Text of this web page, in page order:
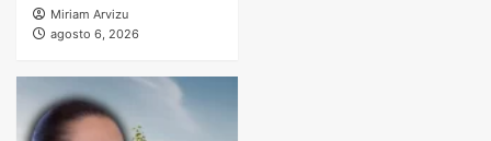
Miriam Arvizu
agosto 6, 2026